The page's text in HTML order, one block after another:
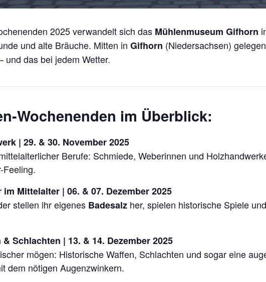
2025 verwandelt sich das Mühlenmuseum Gifhorn
und alte Bräuche. Mitten in Gifhorn (Niedersachsen)
und das bei jedem Wetter.
Wochenenden im Überblick:
| 29. & 30. November 2025
Berufe: Schmiede, Weberinnen und
Feeling.
Mittelalter | 06. & 07. Dezember 2025
stellen ihr eigenes Badesalz her, spielen historische Spiele
Schlachten | 13. & 14. Dezember 2025
mögen: Historische Waffen, Schlachten und sogar eine
dem nötigen Augenzwinkern.